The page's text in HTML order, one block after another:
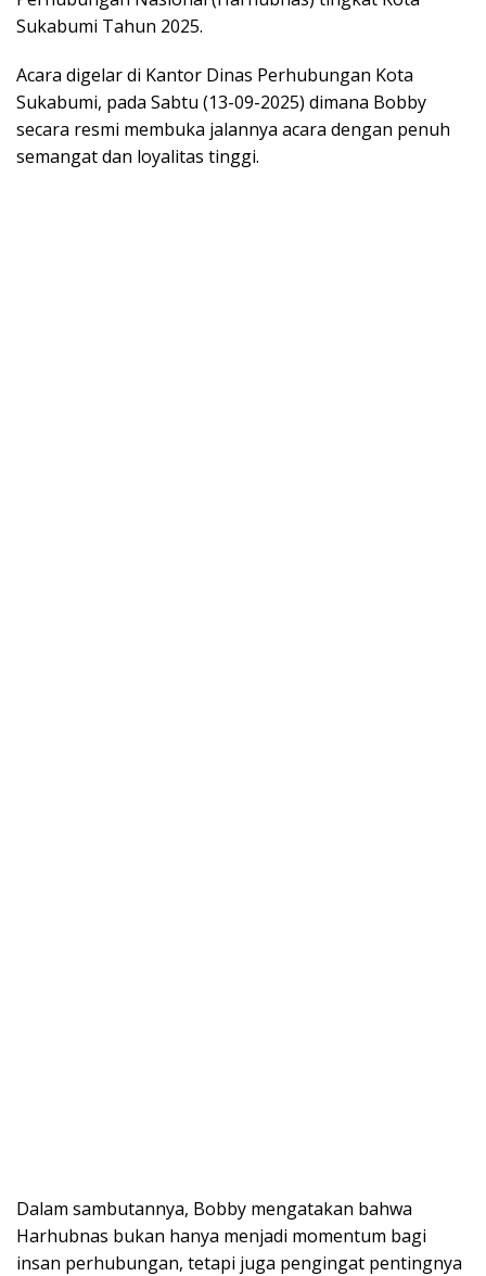
Sukabumi Tahun 2025.
Acara digelar di Kantor Dinas Perhubungan Kota
Sukabumi, pada Sabtu (13-09-2025) dimana Bobby
secara resmi membuka jalannya acara dengan penuh
semangat dan loyalitas tinggi.
Dalam sambutannya, Bobby mengatakan bahwa
Harhubnas bukan hanya menjadi momentum bagi
insan perhubungan, tetapi juga pengingat pentingnya